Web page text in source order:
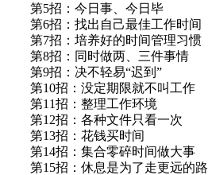
第5招：今日事、今日毕
第6招：找出自己最佳工作时间
第7招：培养好的时间管理习惯
第8招：同时做两、三件事情
第9招：决不轻易“迟到”
第10招：没定期限就不叫工作
第11招：整理工作环境
第12招：各种文件只看一次
第13招：花钱买时间
第14招：集合零碎时间做大事
第15招：休息是为了走更远的路